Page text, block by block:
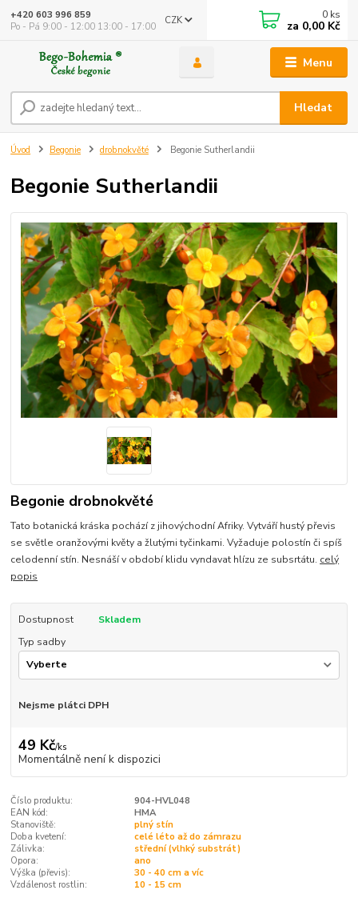
Menu
CZK
Hledat
+420 603 996 859
Po - Pá 9:00 - 12:00 13:00 - 17:00
0 ks
za 0,00 Kč
Úvod Begonie drobnokvěté Begonie Sutherlandii
Begonie Sutherlandii
Begonie drobnokvěté
Tato botanická kráska pochází z jihovýchodní Afriky. Vytváří hustý převis
se světle oranžovými květy a žlutými tyčinkami. Vyžaduje polostín či spíš
celodenní stín. Nesnáší v období klidu vyndavat hlízu ze subsrtátu. celý
popis
Dostupnost
Skladem
Typ sadby
Nejsme plátci DPH
49 Kč/ks
Momentálně není k dispozici
Číslo produktu:
904-HVL048
EAN kód:
HMA
Stanoviště:
plný stín
Doba kvetení:
celé léto až do zámrazu
Zálivka:
střední (vlhký substrát)
Opora:
ano
Výška (převis):
30 - 40 cm a víc
Vzdálenost rostlin:
10 - 15 cm